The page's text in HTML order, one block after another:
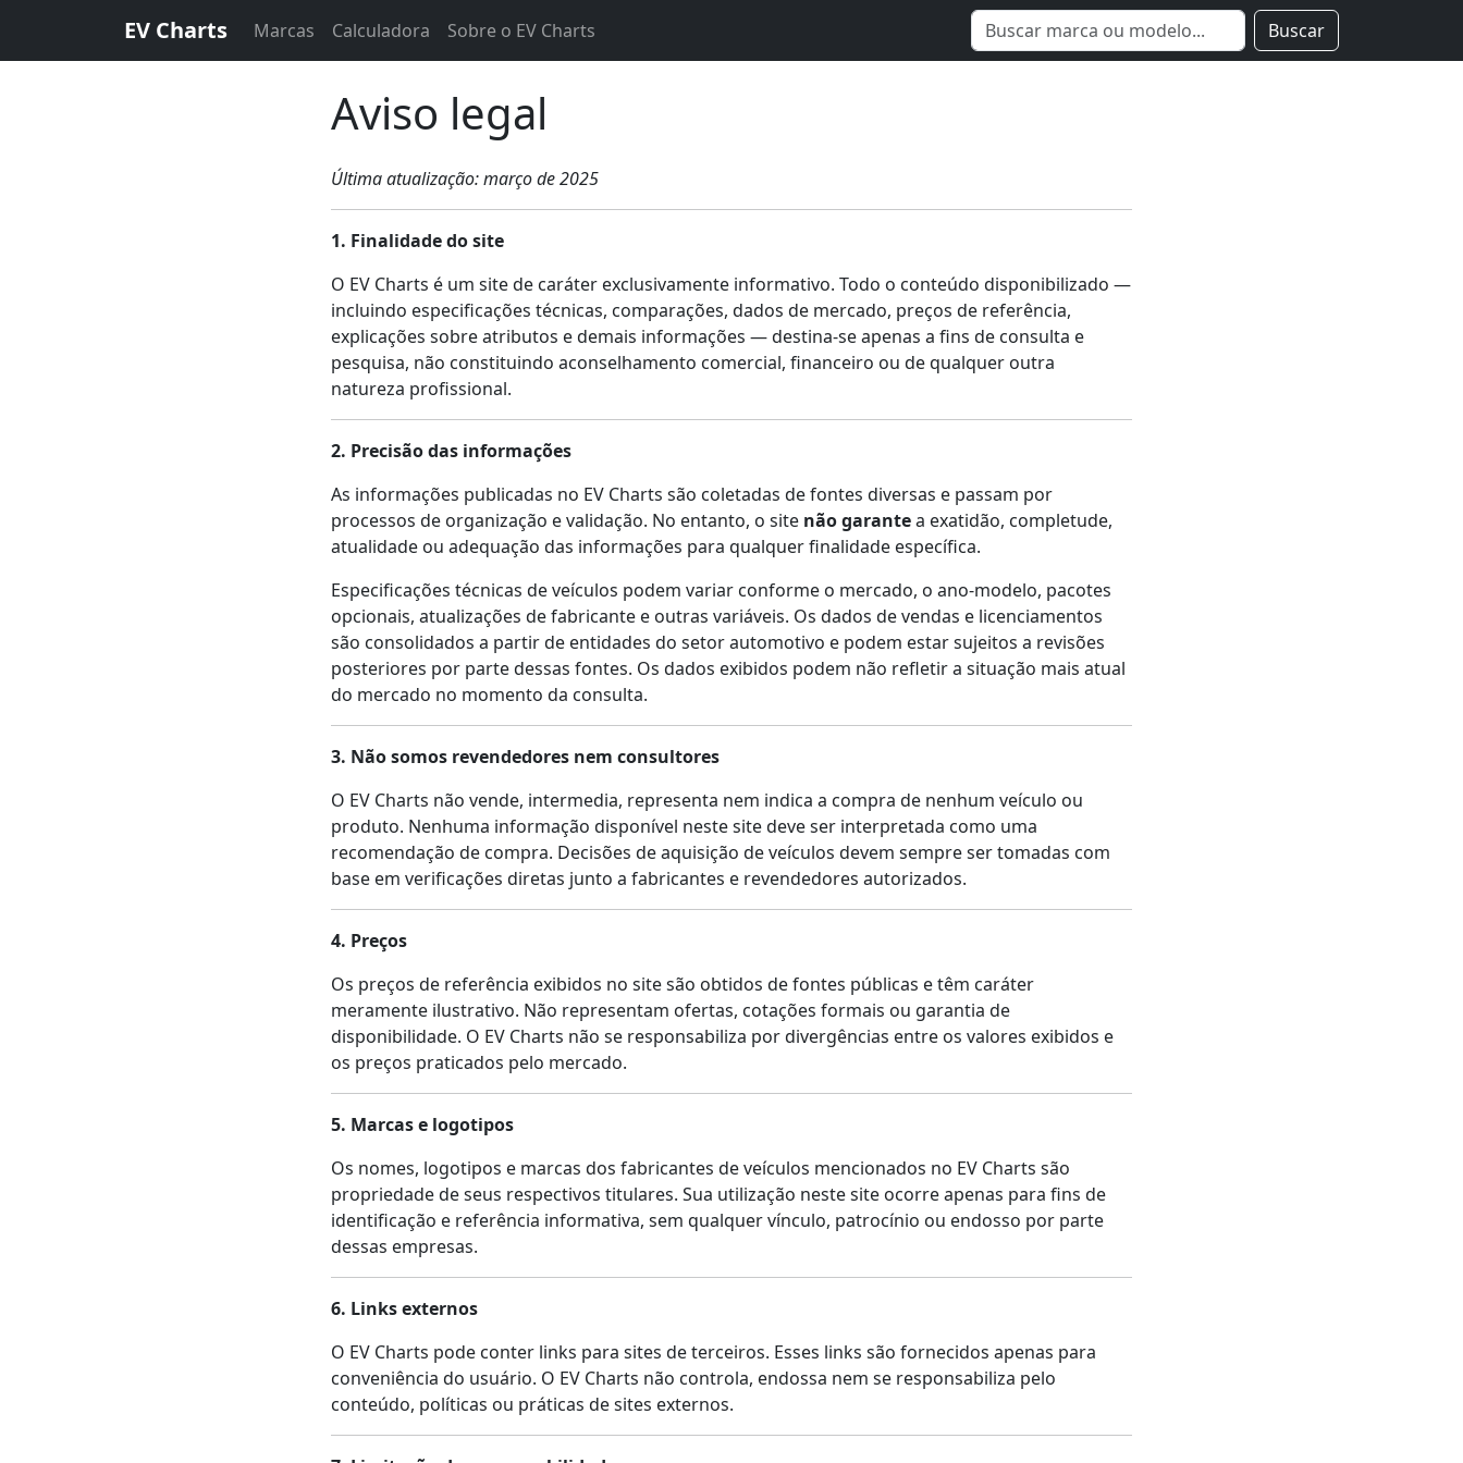
EV Charts Marcas Calculadora Sobre o EV Charts Buscar
Aviso legal
Última atualização: março de 2025
1. Finalidade do site
O EV Charts é um site de caráter exclusivamente informativo. Todo o conteúdo disponibilizado —
incluindo especificações técnicas, comparações, dados de mercado, preços de referência,
explicações sobre atributos e demais informações — destina-se apenas a fins de consulta e
pesquisa, não constituindo aconselhamento comercial, financeiro ou de qualquer outra
natureza profissional.
2. Precisão das informações
As informações publicadas no EV Charts são coletadas de fontes diversas e passam por
processos de organização e validação. No entanto, o site não garantea exatidão, completude,
atualidade ou adequação das informações para qualquer finalidade específica.
Especificações técnicas de veículos podem variar conforme o mercado, o ano-modelo, pacotes
opcionais, atualizações de fabricante e outras variáveis. Os dados de vendas e licenciamentos
são consolidados a partir de entidades do setor automotivo e podem estar sujeitos a revisões
posteriores por parte dessas fontes. Os dados exibidos podem não refletir a situação mais atual
do mercado no momento da consulta.
3. Não somos revendedores nem consultores
O EV Charts não vende, intermedia, representa nem indica a compra de nenhum veículo ou
produto. Nenhuma informação disponível neste site deve ser interpretada como uma
recomendação de compra. Decisões de aquisição de veículos devem sempre ser tomadas com
base em verificações diretas junto a fabricantes e revendedores autorizados.
4. Preços
Os preços de referência exibidos no site são obtidos de fontes públicas e têm caráter
meramente ilustrativo. Não representam ofertas, cotações formais ou garantia de
disponibilidade. O EV Charts não se responsabiliza por divergências entre os valores exibidos e
os preços praticados pelo mercado.
5. Marcas e logotipos
Os nomes, logotipos e marcas dos fabricantes de veículos mencionados no EV Charts são
propriedade de seus respectivos titulares. Sua utilização neste site ocorre apenas para fins de
identificação e referência informativa, sem qualquer vínculo, patrocínio ou endosso por parte
dessas empresas.
6. Links externos
O EV Charts pode conter links para sites de terceiros. Esses links são fornecidos apenas para
conveniência do usuário. O EV Charts não controla, endossa nem se responsabiliza pelo
conteúdo, políticas ou práticas de sites externos.